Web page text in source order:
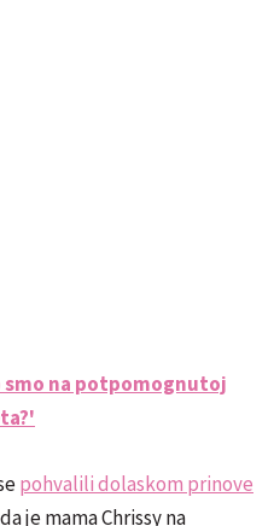
na potpomognutoj
pohvalili dolaskom prinove
je mama Chrissy na